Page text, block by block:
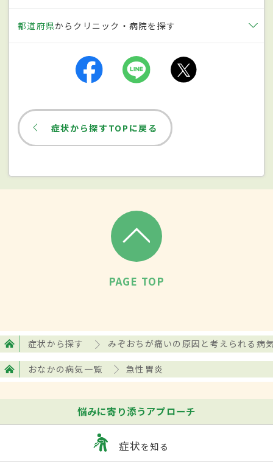
態）による発症も考えられる。
大きな特徴は、慢性の胃炎とは異なり急激
に発症すること。主な症状は胃の不快感、
膨満感、みぞおち（上腹部）のあたりのキ
リキリとした痛み、吐き気、嘔吐など消化
数時間で発症し始める。胃粘膜の炎症がひ
どい場合には吐血、下血（消化管内に出た
血液が肛門から出ること）もあり得る
内科、消化器内科、胃腸内科などを受診。
腹痛を生じる別の疾患（虫垂炎、胃潰瘍、
急性膵炎、急性胆のう炎など）と判別する
る部分を問診・触診を通じて確認してい
く。また必要に応じて上部消化管内視鏡
（胃カメラ）を用いた胃粘膜のただれの有
都道府県からクリニック・病院を探す
症状から探すTOPに戻る
PAGE TOP
症状から探す みぞおちが痛いの原因と考えられる病
おなかの病気一覧 急性胃炎
悩みに寄り添うアプローチ
症状を知る